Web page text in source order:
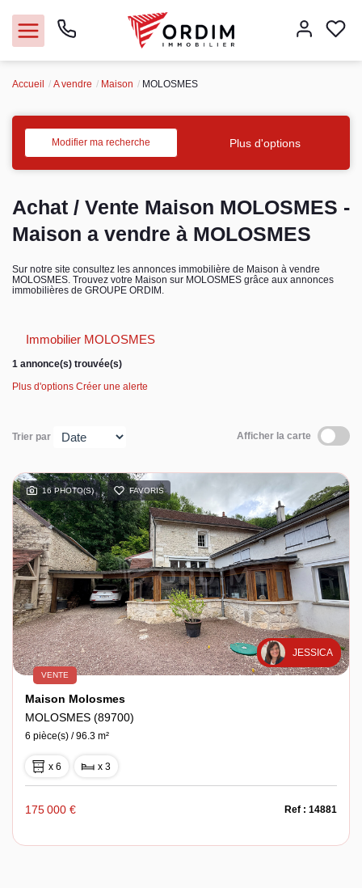
Acheter
Vendre
Immobilier pro
Syndic
Espace client
Accueil A vendre Maison MOLOSMES
Modifier ma recherche Plus d'options
Achat / Vente Maison MOLOSMES -
Maison a vendre à MOLOSMES
Sur notre site consultez les annonces immobilière de Maison à vendre
MOLOSMES. Trouvez votre Maison sur MOLOSMES grâce aux annonces
immobilières de GROUPE ORDIM.
Immobilier MOLOSMES
1 annonce(s) trouvée(s)
Plus d'options Créer une alerte
Trier par Afficher la carte
16 PHOTO(S) FAVORIS
JESSICA
VENTE
Maison Molosmes
MOLOSMES (89700)
6 pièce(s) / 96.3 m²
x 6 x 3
175 000 € Ref : 14881